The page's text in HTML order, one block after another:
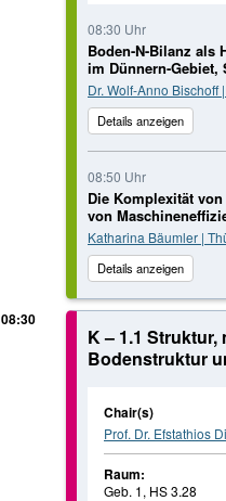
08:30 Uhr
Boden-N-Bilanz als
im Dünnern-Gebiet,
Dr. Wolf-Anno Bischoff
Details anzeigen
08:50 Uhr
Die Komplexität
von
Katharina Bäumler |
Details anzeigen
08:30
K – 1.1
Bodenstruktur
Chair(s)
Prof. Dr. Efstathios
Raum:
Geb. 1, HS 3.28